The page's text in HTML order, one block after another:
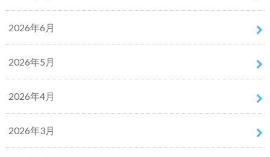
2026年6月
2026年5月
2026年4月
2026年3月